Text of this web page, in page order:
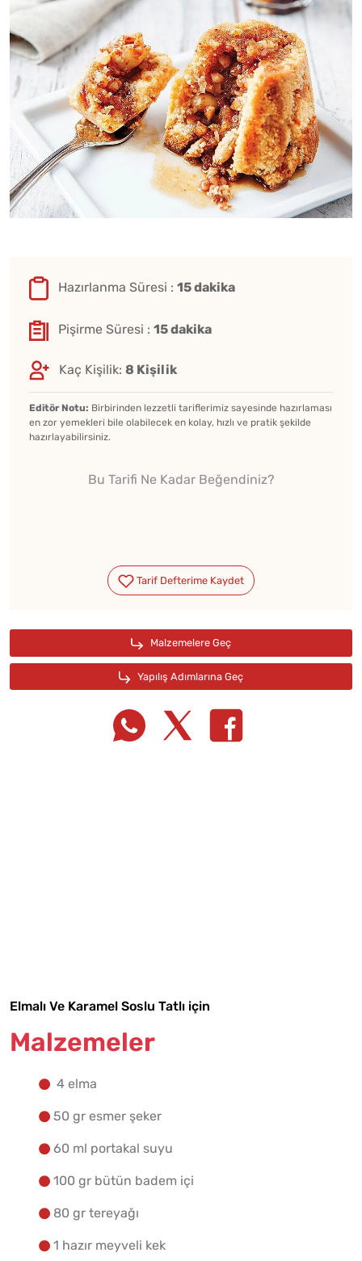
Hazırlanma Süresi : 15 dakika
Pişirme Süresi : 15 dakika
Kaç Kişilik: 8 Kişilik
Editör Notu: Birbirinden lezzetli tariflerimiz sayesinde hazırlaması
en zor yemekleri bile olabilecek en kolay, hızlı ve pratik şekilde
hazırlayabilirsiniz.
Bu Tarifi Ne Kadar Beğendiniz?
Elmalı Ve Karamel Soslu Tatlı için
Malzemeler
4 elma
50 gr esmer şeker
60 ml portakal suyu
100 gr bütün badem içi
80 gr tereyağı
1 hazır meyveli kek